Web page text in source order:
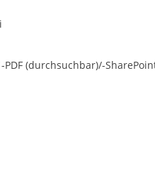
(durchsuchbar)/-